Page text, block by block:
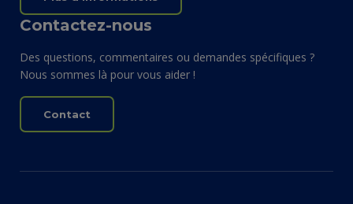
Contactez-nous
Des questions, commentaires ou demandes spécifiques ?
Nous sommes là pour vous aider !
Contact